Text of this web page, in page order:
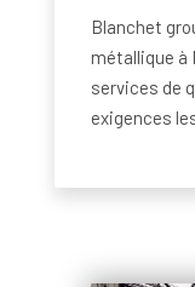
Blanchet
métallique à
services de
exigences